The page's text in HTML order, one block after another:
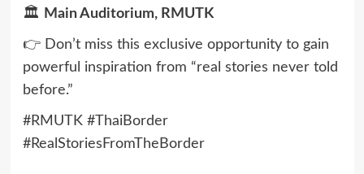
🏛️ Main Auditorium, RMUTK
👉 Don’t miss this exclusive opportunity to gain
powerful inspiration from “real stories never told
before.”
#RMUTK #ThaiBorder
#RealStoriesFromTheBorder